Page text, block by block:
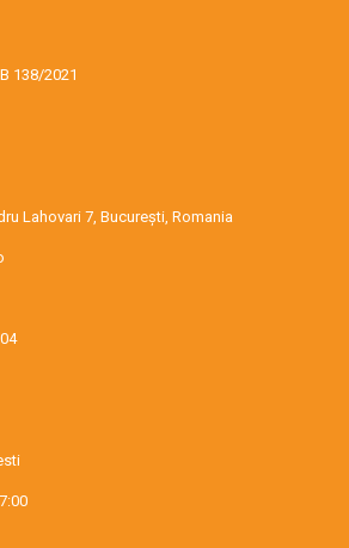
138/2021
Lahovari 7, București, Romania